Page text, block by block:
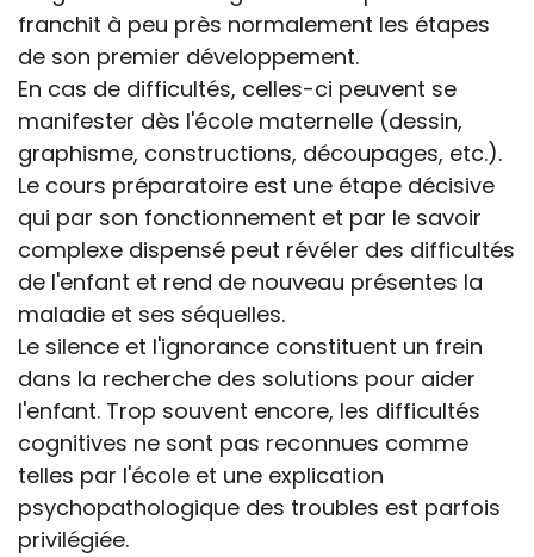
franchit à peu près normalement les étapes
de son premier développement.
En cas de difficultés, celles-ci peuvent se
manifester dès l'école maternelle (dessin,
graphisme, constructions, découpages, etc.).
Le cours préparatoire est une étape décisive
qui par son fonctionnement et par le savoir
complexe dispensé peut révéler des difficultés
de l'enfant et rend de nouveau présentes la
maladie et ses séquelles.
Le silence et l'ignorance constituent un frein
dans la recherche des solutions pour aider
l'enfant. Trop souvent encore, les difficultés
cognitives ne sont pas reconnues comme
telles par l'école et une explication
psychopathologique des troubles est parfois
privilégiée.